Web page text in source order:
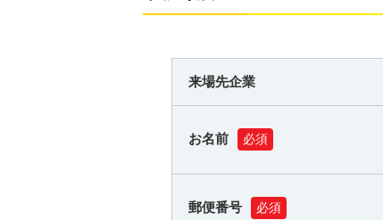
来場先企業
お名前 必須
郵便番号 必須